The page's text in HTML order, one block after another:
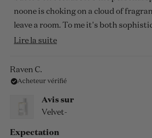
noone is choking on a cloud of
leave a room. To me it's both sophisticated and
playful; cozy with a smidge of sweet and
Lire la suiteEn
sur
avis
Raven C.
Acheteur vérifié
Avis sur
Velvet-
Expectation